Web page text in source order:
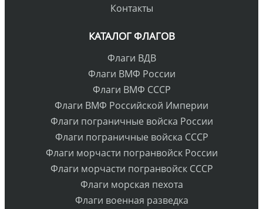
Контакты
КАТАЛОГ ФЛАГОВ
Флаги ВДВ
Флаги ВМФ России
Флаги ВМФ СССР
Флаги ВМФ Российской Империи
Флаги пограничные войска России
Флаги пограничные войска СССР
Флаги морчасти погранвойск России
Флаги морчасти погранвойск СССР
Флаги морская пехота
Флаги военная разведка